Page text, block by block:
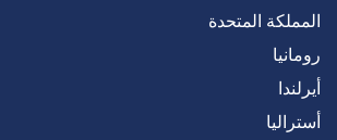
المملكة المتحدة
رومانيا
أيرلندا
أستراليا